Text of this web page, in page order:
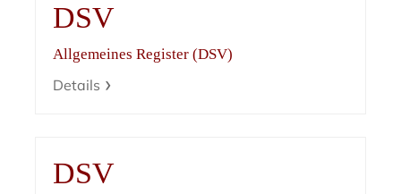
DSV
Allgemeines Register (DSV)
Details
DSV